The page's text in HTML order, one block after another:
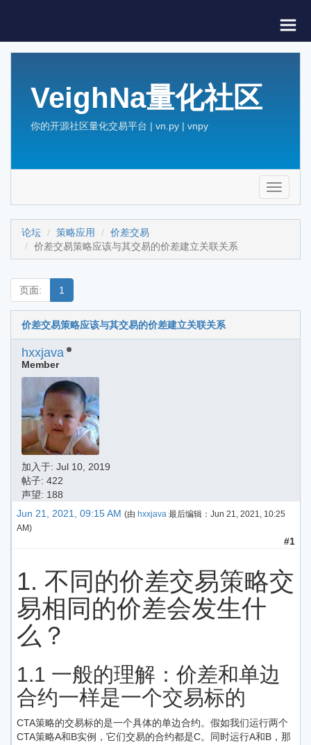
VeighNa量化社区
你的开源社区量化交易平台 | vn.py | vnpy
Toggle
论坛 策略应用
价差交易
价差交易策略应该与其交易的价差建立关联关系
页面: 1
价差交易策略应该与其交易的价差建立关联关系
hxxjava
Member
加入于: Jul 10, 2019
帖子: 422
声望: 188
Jun 21, 2021, 09:15 AM (由 hxxjava 最后编辑： Jun 21, 2021, 10:25
AM)
#1
1. 不同的价差交易策略交
易相同的价差会发生什
么？
1.1 一般的理解：价差和单边
合约一样是一个交易标的
CTA策略的交易标的是一个具体的单边合约。假如我们运行两个
CTA策略A和B实例，它们交易的合约都是C。同时运行A和B，那